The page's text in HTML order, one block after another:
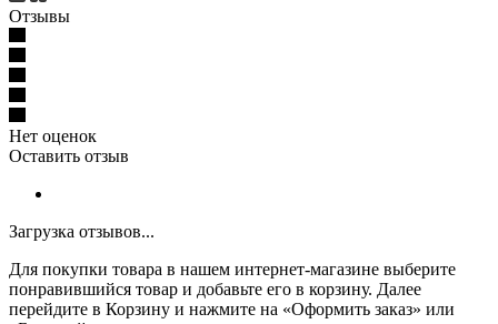
Отзывы
Нет оценок
Оставить отзыв
Загрузка отзывов...
Для покупки товара в нашем интернет-магазине выберите
понравившийся товар и добавьте его в корзину. Далее
перейдите в Корзину и нажмите на «Оформить заказ» или